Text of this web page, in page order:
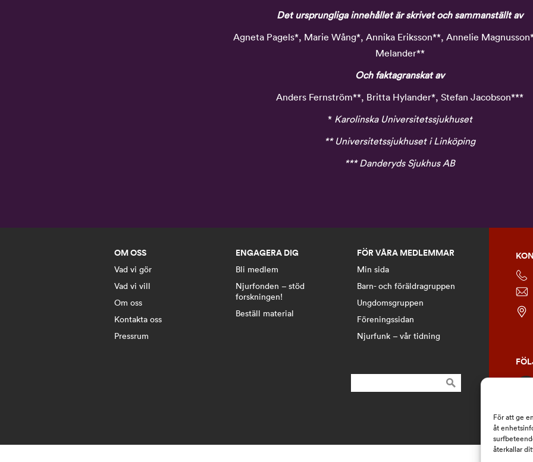
För att ge
åt
återkallar
Det ursprungliga innehållet är skrivet och sammanställt av
Agneta Pagels*, Marie Wång*, Annika Eriksson**, Annelie
Melander**
Och faktagranskat av
Anders Fernström**, Britta Hylander*, Stefan Jacobson***
* Karolinska Universitetssjukhuset
** Universitetssjukhuset i Linköping
*** Danderyds Sjukhus AB
OM OSS
Vad vi gör
Vad vi vill
Om oss
Kontakta oss
Pressrum
ENGAGERA DIG
Bli medlem
Njurfonden – stöd
forskningen!
Beställ material
FÖR VÅRA MEDLEMMAR
Min sida
Barn- och föräldragruppen
Ungdomsgruppen
Föreningssidan
Njurfunk – vår tidning
efter: